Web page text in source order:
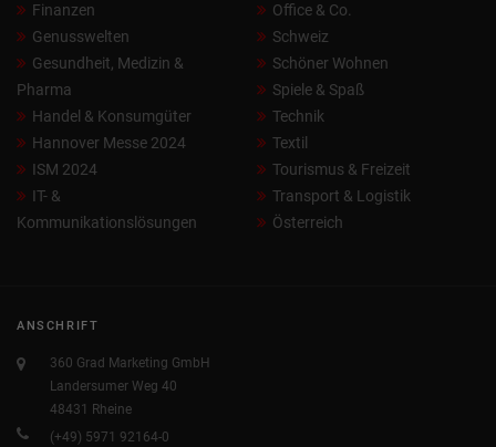
Finanzen
Genusswelten
Gesundheit, Medizin &
Pharma
Handel & Konsumgüter
Hannover Messe 2024
ISM 2024
IT- &
Kommunikationslösungen
Office & Co.
Schweiz
Schöner Wohnen
Spiele & Spaß
Technik
Textil
Tourismus & Freizeit
Transport & Logistik
Österreich
ANSCHRIFT
360 Grad Marketing GmbH
Landersumer Weg 40
48431 Rheine
(+49) 5971 92164-0